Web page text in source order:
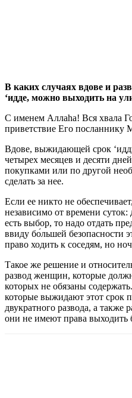
В каких случаях вдове и
‘идде, можно выходить на
С именем Аллаhа! Вся хвала
приветствие Его посланнику
Вдове, выжидающей срок
четырех месяцев и десяти
покупками или по другой
сделать за нее.
Если ее никто не
независимо от времени
есть выбор, то надо отдать
ввиду бо́льшей безопасности
право ходить к соседям, но
Такое же решение и
развод женщин, которые
которых не обязаны
которые выжидают этот срок
двукратного развода, а также
они не имеют права выходить